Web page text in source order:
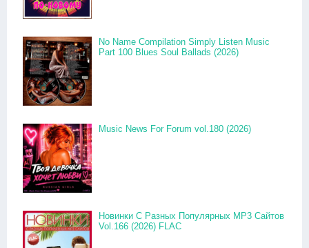
No Name Compilation Simply Listen Music
Part 100 Blues Soul Ballads (2026)
Music News For Forum vol.180 (2026)
Новинки С Разных Популярных MP3 Сайтов
Vol.166 (2026) FLAC